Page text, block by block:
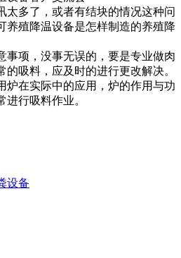
太多了，或者有结块的情况这种问
养殖降温设备是怎样制造的养殖降
事项， 没事无误的，要是专业做肉
的吸料，应及时的进行更改解决。
炉在实际中的应用， 炉的作用与功
进行吸料作业。
设备